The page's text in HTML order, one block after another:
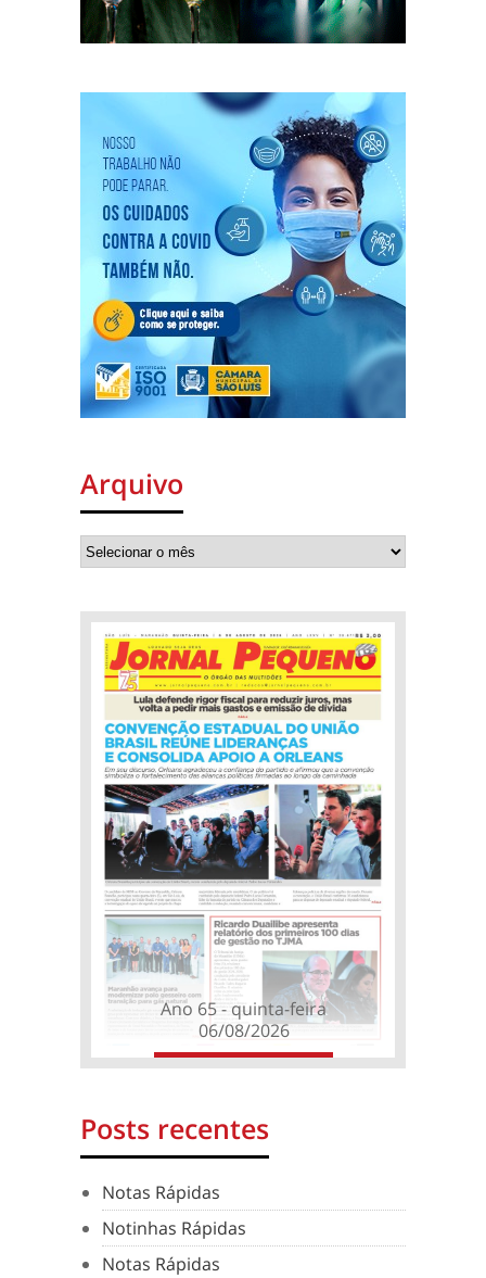
Arquivo
Ano 65 - quinta-feira
06/08/2026
Posts recentes
Notas Rápidas
Notinhas Rápidas
Notas Rápidas